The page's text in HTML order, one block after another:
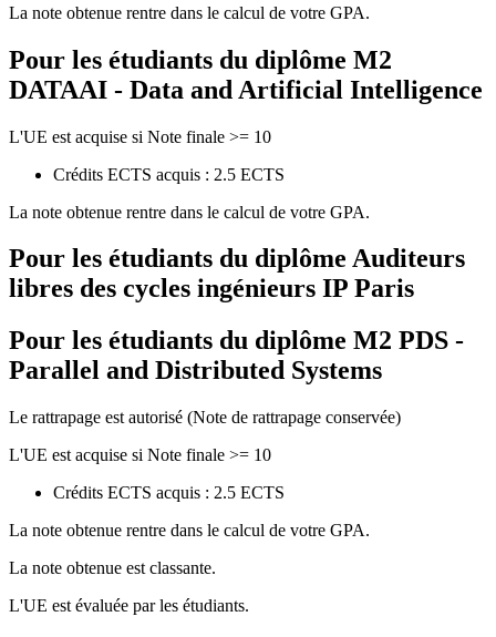
La note obtenue rentre dans le calcul de votre GPA.
Pour les étudiants du diplôme M2
DATAAI - Data and Artificial Intelligence
L'UE est acquise si Note finale >= 10
Crédits ECTS acquis : 2.5 ECTS
La note obtenue rentre dans le calcul de votre GPA.
Pour les étudiants du diplôme Auditeurs
libres des cycles ingénieurs IP Paris
Pour les étudiants du diplôme M2 PDS -
Parallel and Distributed Systems
Le rattrapage est autorisé (Note de rattrapage conservée)
L'UE est acquise si Note finale >= 10
Crédits ECTS acquis : 2.5 ECTS
La note obtenue rentre dans le calcul de votre GPA.
La note obtenue est classante.
L'UE est évaluée par les étudiants.